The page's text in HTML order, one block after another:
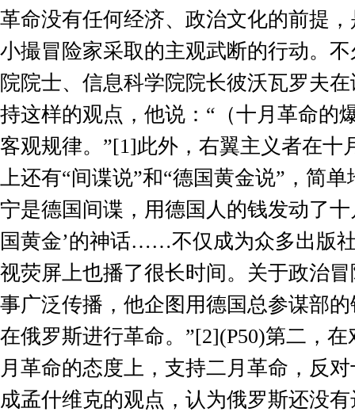
革命没有任何经济、政治文化的前提
小撮冒险家采取的主观武断的行动。
院院士、信息科学院院长彼沃瓦罗夫
持这样的观点，他说：“（十月革命的
客观规律。”[1]此外，右翼主义者在十
上还有“间谍说”和“德国黄金说”，简
宁是德国间谍，用德国人的钱发动了十
国黄金’的神话……不仅成为众多出版
视荧屏上也播了很长时间。关于政治
事广泛传播，他企图用德国总参谋部
在俄罗斯进行革命。”[2](P50)第二，在
月革命的态度上，支持二月革命，反
成孟什维克的观点，认为俄罗斯还没